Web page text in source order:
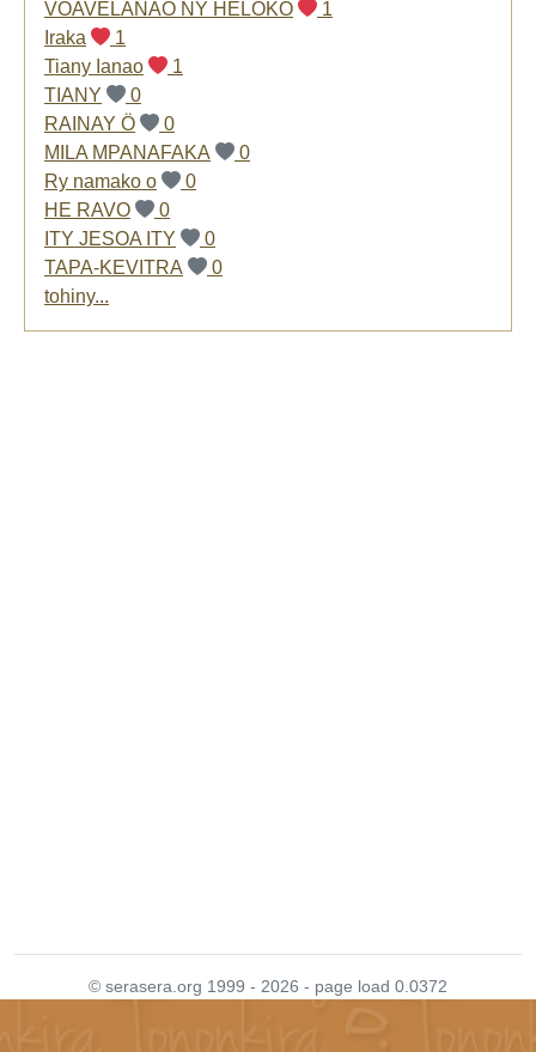
VOAVELANAO NY HELOKO
1
Iraka
1
Tiany Ianao
1
TIANY
0
RAINAY Ö
0
MILA MPANAFAKA
0
Ry namako o
0
HE RAVO
0
ITY JESOA ITY
0
TAPA-KEVITRA
0
tohiny...
© serasera.org 1999 - 2026 - page load 0.0372